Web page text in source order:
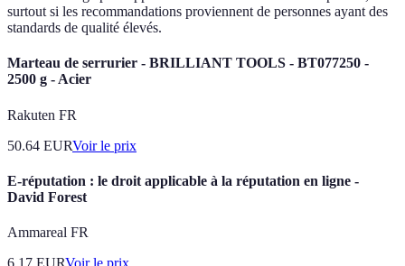
surtout si les recommandations proviennent de personnes ayant des
standards de qualité élevés.
Marteau de serrurier - BRILLIANT TOOLS - BT077250 -
2500 g - Acier
Rakuten FR
50.64 EURVoir le prix
E-réputation : le droit applicable à la réputation en ligne -
David Forest
Ammareal FR